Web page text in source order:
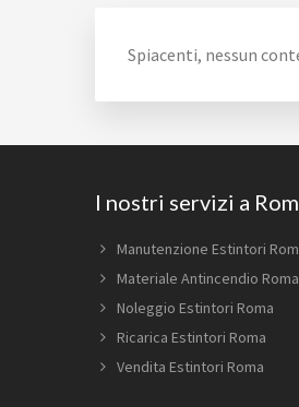
Spiacenti, nessun
I nostri servizi a
Manutenzione Estintori
Materiale Antincendio Roma
Noleggio Estintori Roma
Ricarica Estintori Roma
Vendita Estintori Roma